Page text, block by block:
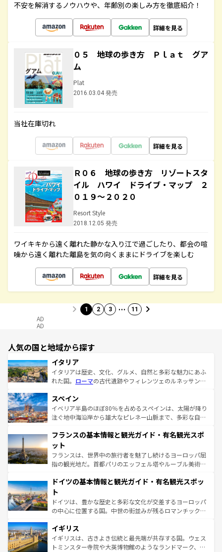
不安を解消するノウハウや、年齢別の楽しみ方を徹底紹介！
詳細を見る
０５ 地球の歩き方 Ｐｌａｔ グア
ム
Plat
2016.03.04 発売
当社在庫切れ
詳細を見る
Ｒ０６ 地球の歩き方 リゾートスタ
イル ハワイ ドライブ・マップ ２
０１９～２０２０
Resort Style
2018.12.05 発売
ワイキキから遠く離れた静かな入り江で過ごしたり、都会の喧
噪から遠く離れた離島を気の向くままにドライブを楽しむ
詳細を見る
1 2 3 … 11
AD
AD
人気の国と地域から探す
イタリア
イタリアは歴史、文化、グルメ、自然と多彩な魅力にあふ
れた国。 ローマの古代遺跡やフィレンツェのルネッサンス
ろん、トスカーナの美しい田園風景やアマルフィ海岸の絶
景など、自然景観も見逃せない。観光の合間には、本場の
ピザやパスタなど、絶品のイタリア料理を堪能することも
ませてくれるイタリアで、忘れられない旅をしてみよう！
なお、新着のイタリア情報は
しい。
スペイン
イベリア半島のほぼ80％を占めるスペインは、太陽が降り
注ぐ地中海沿岸から雄大なピレネー山脈まで、多彩な自然
文化が根付くこの国では、情熱的なフラメンコ、熱気あふ
れる闘牛、そして美味しいタパスが生活の一部となってい
る。首都マドリードの洗練された雰囲気や、バルセロナの
アートに溢れた街角から、地方では古代ローマ遺跡や中世
せる。地方によって風土や気候が異なるスペインはその個
ンテンツ一覧 を参照してほしい。
フランスの基本情報と観光ガイド・有名観光スポ
ット
フランスは、世界中の旅行者を魅了し続けるヨーロッパ屈
指の観光地だ。首都パリのエッフェル塔やルーブル美術館
で、幅広い魅力が詰まっている。華麗な宮殿、歴史的な大
聖堂、美しいビーチ、そして豊かな自然が、訪れる者を心
から魅了する。また、フランスは美食の国としても知ら
れ、フランス料理はユネスコ無形文化遺産にも登録されて
香り高いラベンダー畑など、多彩な楽しみ方が可能だ。さ
らに、パリ以外の地域にも魅力が溢れており、どの街角に
も豊かな歴史と文化が息づいている。パリ以外の個性あふ
ドイツの基本情報と観光ガイド・有名観光スポッ
ト
ドイツは、豊かな歴史と多彩な文化が交差するヨーロッパ
の中心に位置する国。中世の街並みが残るロマンチック街
顔を持つこの国は、どこを歩いても飽きることがない。ベ
ルリンの文化的活気、バイエルン州のアルプスの絶景、そ
してライン川沿いのワイン畑といった風景は必見。ビール
イギリス
イギリスは、古きよき伝統と最先端が共存する国。ウェス
トミンスター寺院や大英博物館のようなランドマーク、歴